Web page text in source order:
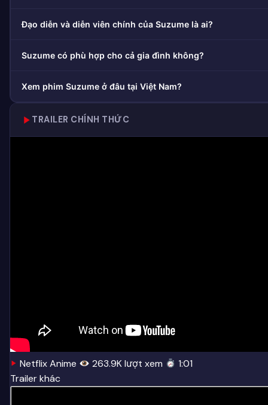
Đạo diễn và diễn viên chính của Suzume là ai?
Suzume có phù hợp cho cả gia đình không?
Xem phim Suzume ở đâu tại Việt Nam?
TRAILER CHÍNH THỨC
Netflix Anime 263.9K lượt xem
1:01
Trailer khác